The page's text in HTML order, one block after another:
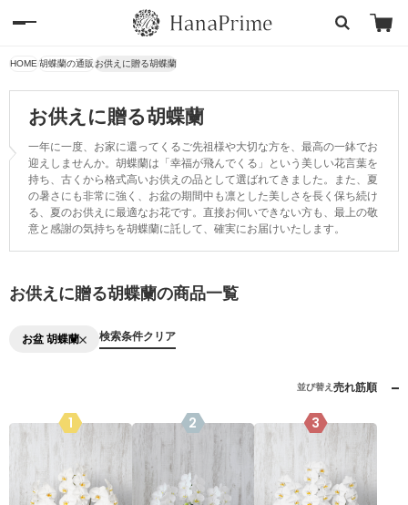
HOME 胡蝶蘭の通販 お供えに贈る胡蝶蘭
お供えに贈る胡蝶蘭
一年に一度、お家に還ってくるご先祖様や大切な方を、最高の一鉢でお
迎えしませんか。胡蝶蘭は「幸福が飛んでくる」という美しい花言葉を
持ち、古くから格式高いお供えの品として選ばれてきました。また、夏
の暑さにも非常に強く、お盆の期間中も凛とした美しさを長く保ち続け
る、夏のお供えに最適なお花です。直接お伺いできない方も、最上の敬
意と感謝の気持ちを胡蝶蘭に託して、確実にお届けいたします。
お供えに贈る胡蝶蘭の商品一覧
お盆 胡蝶蘭 検索条件クリア
並び替え 売れ筋順
1 2 3